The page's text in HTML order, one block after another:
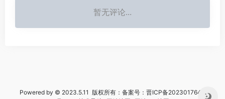
暂无评论...
Powered by © 2023.5.11 版权所有：备案号： 晋ICP备2023017644